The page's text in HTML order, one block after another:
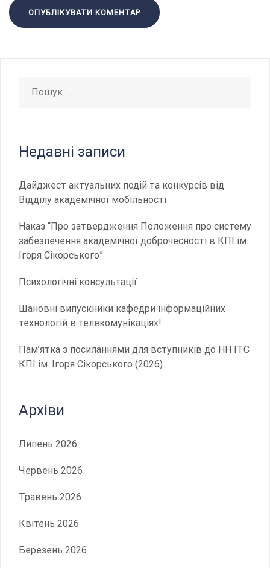
Недавні записи
Дайджест актуальних подій та конкурсів від
Відділу академічної мобільності
Наказ “Про затвердження Положення про систему
забезпечення академічної доброчесності в КПІ ім.
Ігоря Сікорського”.
Психологічні консультації
Шановні випускники кафедри інформаційних
технологій в телекомунікаціях!
Пам’ятка з посиланнями для вступників до НН ІТС
КПІ ім. Ігоря Сікорського (2026)
Архіви
Липень 2026
Червень 2026
Травень 2026
Квітень 2026
Березень 2026